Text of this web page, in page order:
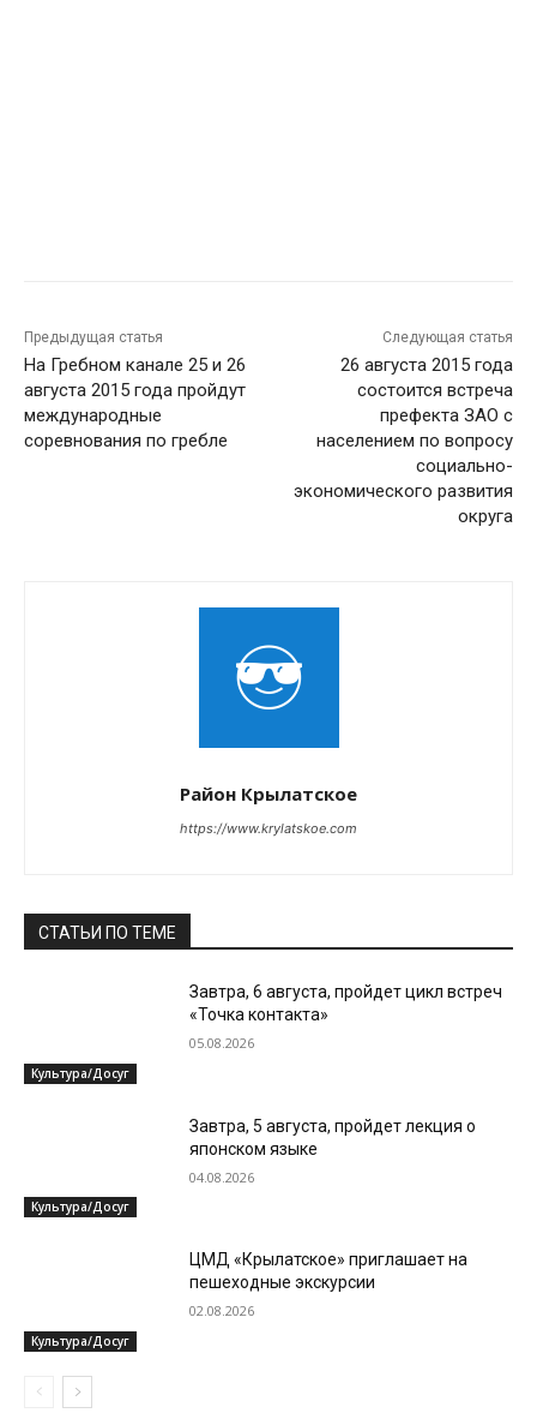
Предыдущая статья
На Гребном канале 25 и 26
августа 2015 года пройдут
международные
соревнования по гребле
Следующая статья
26 августа 2015 года
состоится встреча
префекта ЗАО с
населением по вопросу
социально-
экономического развития
округа
Район Крылатское
https://www.krylatskoe.com
СТАТЬИ ПО ТЕМЕ
Культура/Досуг
Завтра, 6 августа, пройдет цикл встреч
«Точка контакта»
05.08.2026
Культура/Досуг
Завтра, 5 августа, пройдет лекция о
японском языке
04.08.2026
Культура/Досуг
ЦМД «Крылатское» приглашает на
пешеходные экскурсии
02.08.2026